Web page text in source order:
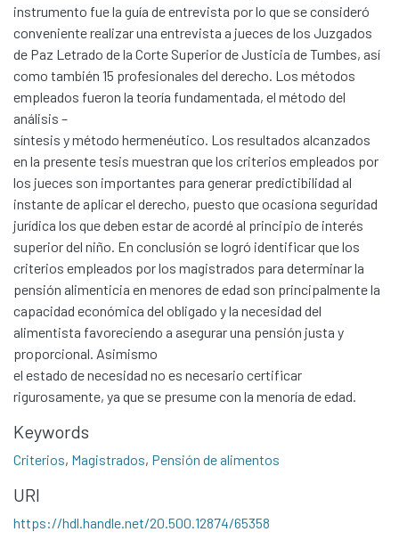
Communities & Collections
All of DSpace
Statistics
instrumento fue la guía de entrevista por lo que se consideró
conveniente realizar una entrevista a jueces de los Juzgados
de Paz Letrado de la Corte Superior de Justicia de Tumbes, así
como también 15 profesionales del derecho. Los métodos
empleados fueron la teoría fundamentada, el método del
análisis –
síntesis y método hermenéutico. Los resultados alcanzados
en la presente tesis muestran que los criterios empleados por
los jueces son importantes para generar predictibilidad al
instante de aplicar el derecho, puesto que ocasiona seguridad
jurídica los que deben estar de acordé al principio de interés
superior del niño. En conclusión se logró identificar que los
criterios empleados por los magistrados para determinar la
pensión alimenticia en menores de edad son principalmente la
capacidad económica del obligado y la necesidad del
alimentista favoreciendo a asegurar una pensión justa y
proporcional. Asimismo
el estado de necesidad no es necesario certificar
rigurosamente, ya que se presume con la menoría de edad.
Keywords
Criterios, Magistrados, Pensión de alimentos
URI
https://hdl.handle.net/20.500.12874/65358